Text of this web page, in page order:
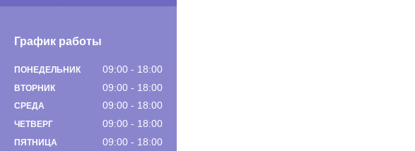
График работы
ПОНЕДЕЛЬНИК 09:00 18:00
ВТОРНИК 09:00 18:00
СРЕДА 09:00 18:00
ЧЕТВЕРГ 09:00 18:00
ПЯТНИЦА 09:00 18:00